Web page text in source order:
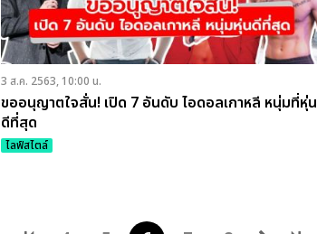
3 ส.ค. 2563, 10:00 น.
ขออนุญาตใจสั่น! เปิด 7 อันดับ ไอดอลเกาหลี หนุ่มที่หุ่น
ดีที่สุด
ไลฟ์สไตล์